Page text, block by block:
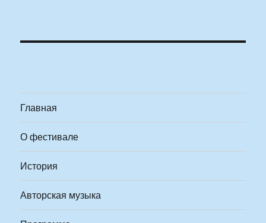
Главная
О фестивале
История
Авторская музыка